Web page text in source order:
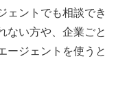
ェントでも相談でき
ない方や、企業ごと
ージェントを使うと